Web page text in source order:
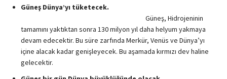
Güneş Dünya’yı tüketecek.
Güneş, Hidrojeninin
tamamını yaktıktan sonra 130 milyon yıl daha helyum yakmaya
devam edecektir. Bu süre zarfında Merkür, Venüs ve Dünya’yı
içine alacak kadar genişleyecek. Bu aşamada kırmızı dev haline
gelecektir.